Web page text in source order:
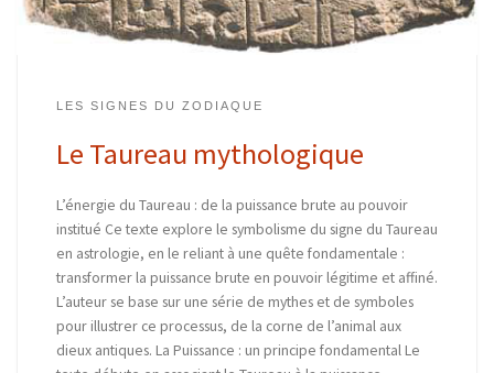
LES SIGNES DU ZODIAQUE
Le Taureau mythologique
L’énergie du Taureau : de la puissance brute au pouvoir
institué Ce texte explore le symbolisme du signe du Taureau
en astrologie, en le reliant à une quête fondamentale :
transformer la puissance brute en pouvoir légitime et affiné.
L’auteur se base sur une série de mythes et de symboles
pour illustrer ce processus, de la corne de l’animal aux
dieux antiques. La Puissance : un principe fondamental Le